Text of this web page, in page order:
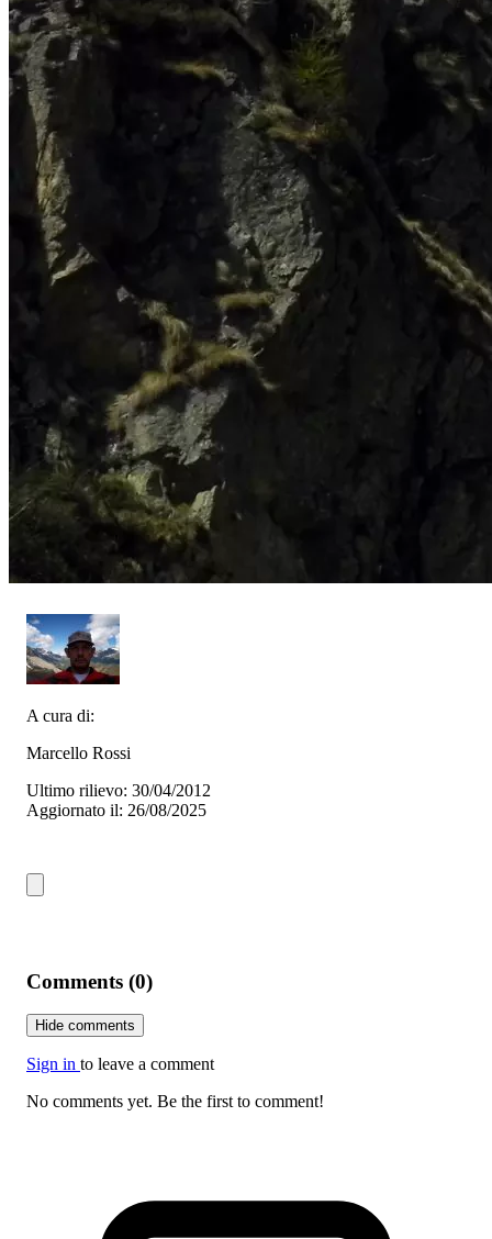
A cura di:
Marcello Rossi
Ultimo rilievo: 30/04/2012
Aggiornato il: 26/08/2025
Comments (0)
Hide comments
Sign in to leave a comment
No comments yet. Be the first to comment!